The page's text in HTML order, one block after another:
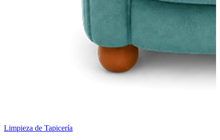
Limpieza de Tapicería